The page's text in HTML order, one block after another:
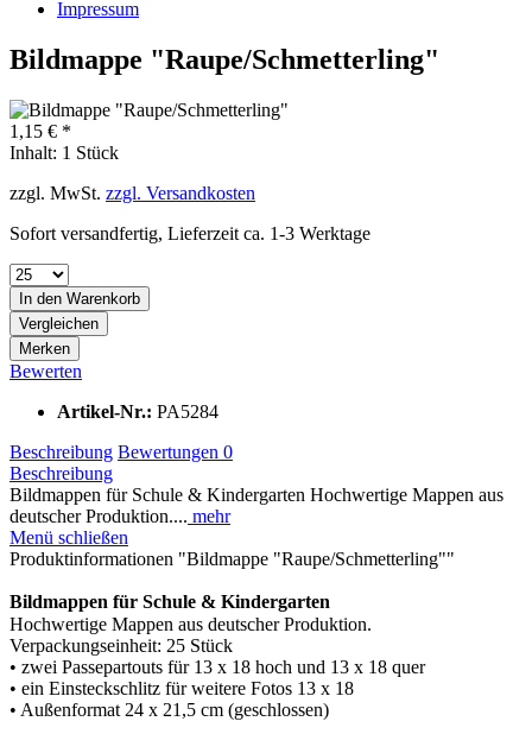
Impressum
Bildmappe "Raupe/Schmetterling"
1,15 € *
Inhalt: 1 Stück
zzgl. MwSt. zzgl. Versandkosten
Sofort versandfertig, Lieferzeit ca. 1-3 Werktage
In den Warenkorb
Vergleichen
Merken
Bewerten
Artikel-Nr.: PA5284
Beschreibung Bewertungen 0
Beschreibung
Bildmappen für Schule & Kindergarten Hochwertige Mappen aus
deutscher Produktion.... mehr
Menü schließen
Produktinformationen "Bildmappe "Raupe/Schmetterling""
Bildmappen für Schule & Kindergarten
Hochwertige Mappen aus deutscher Produktion.
Verpackungseinheit: 25 Stück
• zwei Passepartouts für 13 x 18 hoch und 13 x 18 quer
• ein Einsteckschlitz für weitere Fotos 13 x 18
• Außenformat 24 x 21,5 cm (geschlossen)